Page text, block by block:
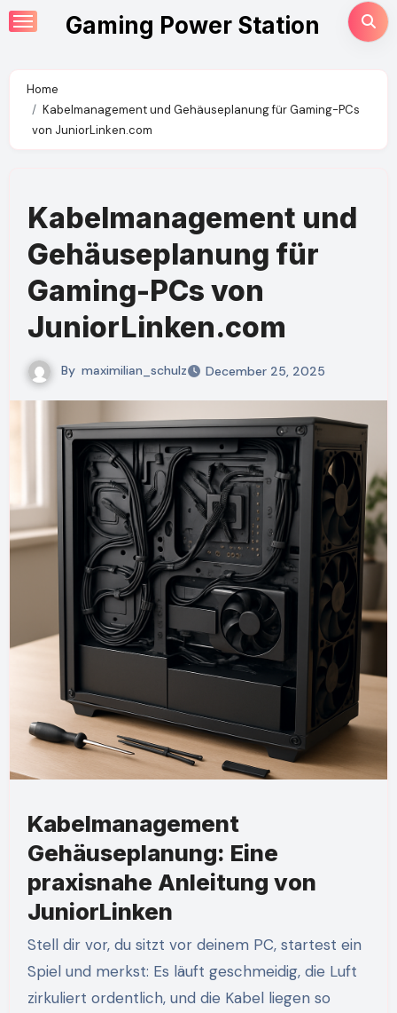
Skip
to
Gaming Power Station
Home
Kabelmanagement und Gehäuseplanung für Gaming-PCs
von JuniorLinken.com
Kabelmanagement und
Gehäuseplanung für
Gaming-PCs von
JuniorLinken.com
By maximilian_schulz December 25, 2025
Kabelmanagement
Gehäuseplanung: Eine
praxisnahe Anleitung von
JuniorLinken
Stell dir vor, du sitzt vor deinem PC, startest ein
Spiel und merkst: Es läuft geschmeidig, die Luft
zirkuliert ordentlich, und die Kabel liegen so